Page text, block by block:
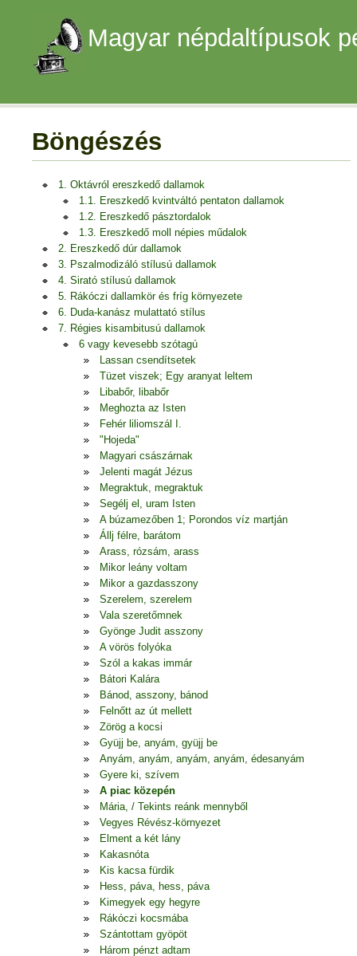
Magyar népdaltípusok
Böngészés
1. Oktávról ereszkedő dallamok
1.1. Ereszkedő kvintváltó pentaton dallamok
1.2. Ereszkedő pásztordalok
1.3. Ereszkedő moll népies műdalok
2. Ereszkedő dúr dallamok
3. Pszalmodizáló stílusú dallamok
4. Sirató stílusú dallamok
5. Rákóczi dallamkör és fríg környezete
6. Duda-kanász mulattató stílus
7. Régies kisambitusú dallamok
6 vagy kevesebb szótagú
Lassan csendítsetek
Tüzet viszek; Egy aranyat leltem
Libabőr, libabőr
Meghozta az Isten
Fehér liliomszál I.
"Hojeda"
Magyari császárnak
Jelenti magát Jézus
Megraktuk, megraktuk
Segélj el, uram Isten
A búzamezőben 1; Porondos víz martján
Állj félre, barátom
Arass, rózsám, arass
Mikor leány voltam
Mikor a gazdasszony
Szerelem, szerelem
Vala szeretőmnek
Gyönge Judit asszony
A vörös folyóka
Szól a kakas immár
Bátori Kalára
Bánod, asszony, bánod
Felnőtt az út mellett
Zörög a kocsi
Gyüjj be, anyám, gyüjj be
Anyám, anyám, anyám, anyám, édesanyám
Gyere ki, szívem
A piac közepén
Mária, / Tekints reánk mennyből
Vegyes Révész-környezet
Elment a két lány
Kakasnóta
Kis kacsa fürdik
Hess, páva, hess, páva
Kimegyek egy hegyre
Rákóczi kocsmába
Szántottam gyöpöt
Három pénzt adtam